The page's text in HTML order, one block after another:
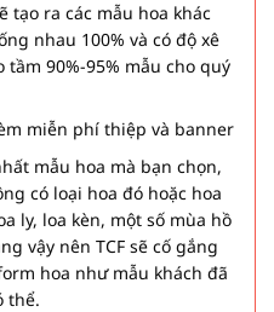
tạo ra các mẫu hoa khác
nhau 100% và có độ xê
tầm 90%-95% mẫu cho quý
miễn phí thiệp và banner
mẫu hoa mà bạn chọn,
có loại hoa đó hoặc hoa
ly, loa kèn, một số mùa hồ
vậy nên TCF sẽ cố gắng
hoa như mẫu khách đã
thể.